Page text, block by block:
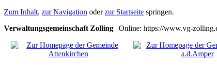
Zum Inhalt, zur Navigation oderzur Startseite springen.
Verwaltungsgemeinschaft Zolling | Online: https://www.vg-